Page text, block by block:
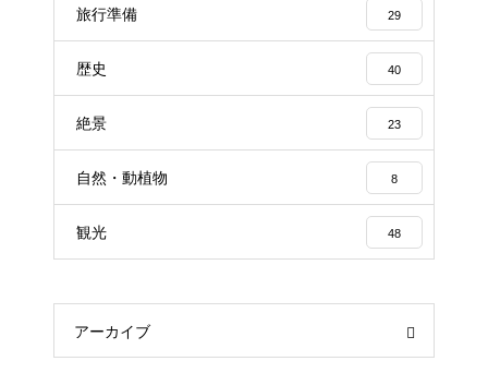
旅行準備 29
歴史 40
絶景 23
自然・動植物 8
観光 48
アーカイブ